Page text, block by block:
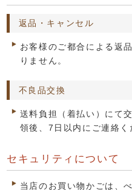
返品・キャンセル
お客様のご都合による返
りません。
不良品交換
送料負担（着払い）にて
領後、7日以内にご連絡く
セキュリティについて
当店のお買い物かごは、